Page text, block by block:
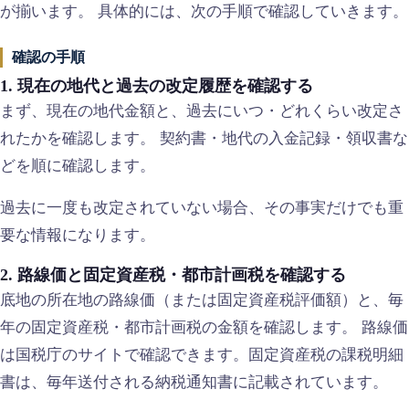
が揃います。 具体的には、次の手順で確認していきます。
確認の手順
1. 現在の地代と過去の改定履歴を確認する
まず、現在の地代金額と、過去にいつ・どれくらい改定さ
れたかを確認します。 契約書・地代の入金記録・領収書な
どを順に確認します。
過去に一度も改定されていない場合、その事実だけでも重
要な情報になります。
2. 路線価と固定資産税・都市計画税を確認する
底地の所在地の路線価（または固定資産税評価額）と、毎
年の固定資産税・都市計画税の金額を確認します。 路線価
は国税庁のサイトで確認できます。固定資産税の課税明細
書は、毎年送付される納税通知書に記載されています。